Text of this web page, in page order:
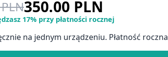
350.00 PLN
17% przy płatności rocznej
na jednym urządzeniu. Płatność roczna